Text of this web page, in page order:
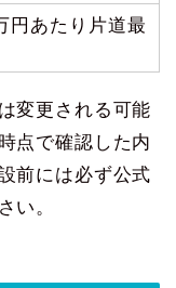
円あたり片道最
変更される可能
点で確認した内
前には必ず公式
い。